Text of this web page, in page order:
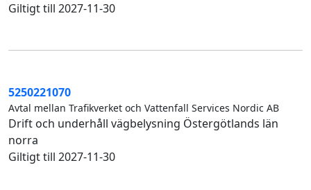
Giltigt till 2027-11-30
5250221070
Avtal mellan Trafikverket och Vattenfall Services Nordic AB
Drift och underhåll vägbelysning Östergötlands län
norra
Giltigt till 2027-11-30